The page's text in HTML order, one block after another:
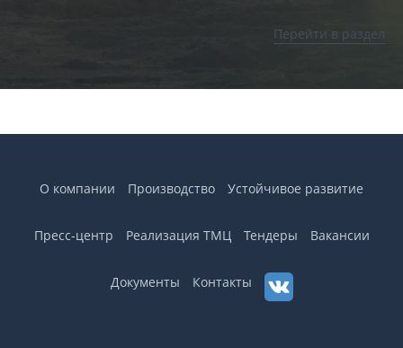
Перейти в раздел
О компании Производство Устойчивое развитие
Пресс-центр Реализация ТМЦ Тендеры Вакансии
Документы Контакты